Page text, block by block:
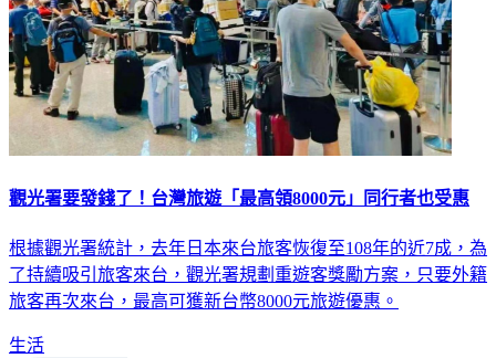
觀光署要發錢了！台灣旅遊「最高領8000元」同行者也受惠
根據觀光署統計，去年日本來台旅客恢復至108年的近7成，為
了持續吸引旅客來台，觀光署規劃重遊客獎勵方案，只要外籍
旅客再次來台，最高可獲新台幣8000元旅遊優惠。
生活